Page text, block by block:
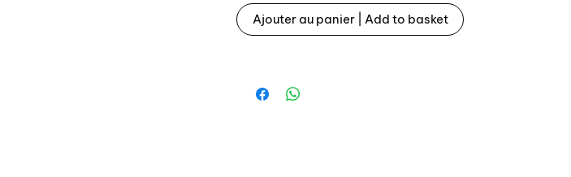
dimensions 60x60mm et une version
plus grande, 110x110 disponible ici:
origine-renault-5-r5-7700578900
Ajouter au panier | Add to basket